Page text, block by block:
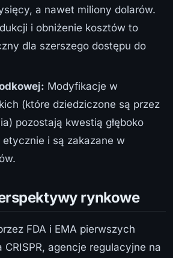
a nawet miliony dolarów.
i obniżenie kosztów to
dla szerszego dostępu do
Modyfikacje w
(które dziedziczone są przez
pozostają kwestią głęboko
i są zakazane w
rynkowe
FDA i EMA pierwszych
agencje regulacyjne na